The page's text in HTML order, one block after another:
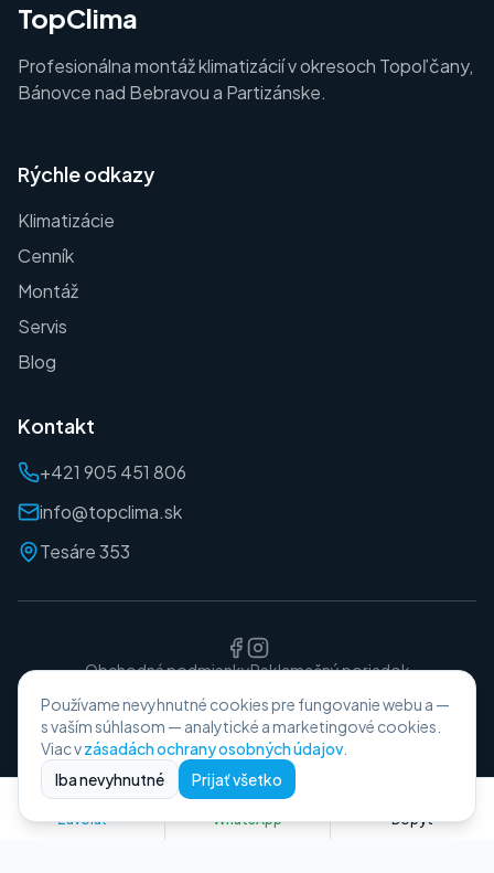
TopClima
Profesionálna montáž klimatizácií v okresoch Topoľčany,
Bánovce nad Bebravou a Partizánske.
Rýchle odkazy
Klimatizácie
Cenník
Montáž
Servis
Blog
Kontakt
+421 905 451 806
info@topclima.sk
Tesáre 353
Obchodné podmienkyReklamačný poriadok
©2026TopClima. Všetky práva vyhradené.
Zavolať WhatsApp Dopyt
Používame nevyhnutné cookies pre fungovanie webu a —
s vaším súhlasom — analytické a marketingové cookies.
Viac vzásadách ochrany osobných údajov.
Iba nevyhnutné
Prijať všetko